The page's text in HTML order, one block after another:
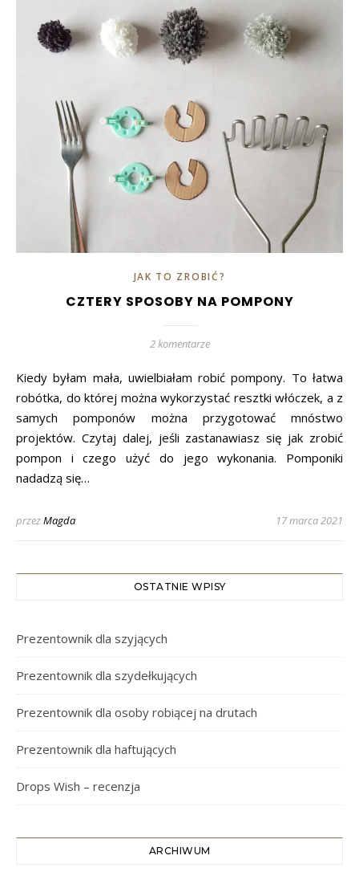
JAK TO ZROBIĆ?
CZTERY SPOSOBY NA POMPONY
2 komentarze
Kiedy byłam mała, uwielbiałam robić pompony. To łatwa
robótka, do której można wykorzystać resztki włóczek, a z
samych pomponów można przygotować mnóstwo
projektów. Czytaj dalej, jeśli zastanawiasz się jak zrobić
pompon i czego użyć do jego wykonania. Pomponiki
nadadzą się…
przezMagda 17 marca 2021
OSTATNIE WPISY
Prezentownik dla szyjących
Prezentownik dla szydełkujących
Prezentownik dla osoby robiącej na drutach
Prezentownik dla haftujących
Drops Wish – recenzja
ARCHIWUM